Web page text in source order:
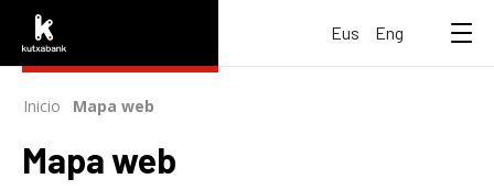
-
Inicio >Mapa web
Mapa web